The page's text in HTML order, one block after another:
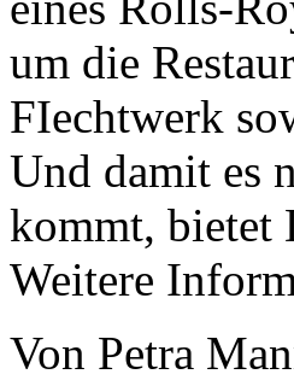
um die
FIechtwerk
Und damit es
kommt, bietet
Weitere
Von Petra